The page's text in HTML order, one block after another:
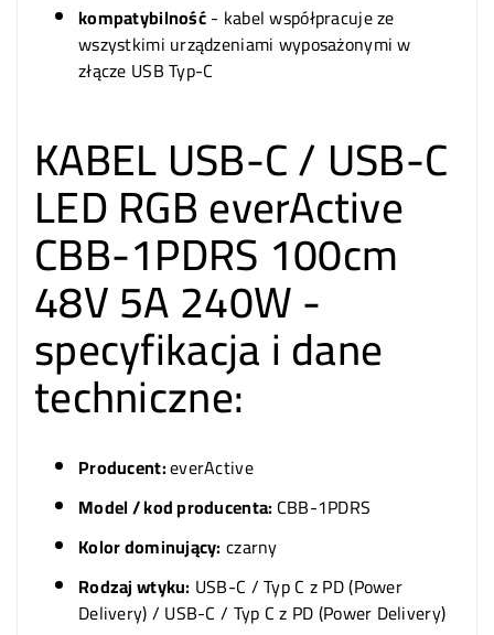
kompatybilność- kabel współpracuje ze
wszystkimi urządzeniami wyposażonymi w
złącze USB Typ-C
KABEL USB-C / USB-C
LED RGB everActive
CBB-1PDRS 100cm
48V 5A 240W -
specyfikacja i dane
techniczne:
Producent:everActive
Model / kod producenta: CBB-1PDRS
Kolor dominujący: czarny
Rodzaj wtyku: USB-C / Typ C z PD (Power
Delivery) / USB-C / Typ C z PD (Power Delivery)